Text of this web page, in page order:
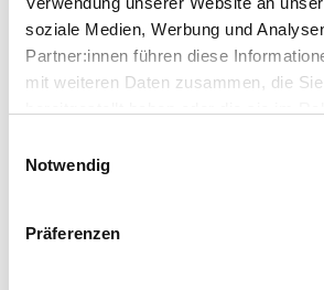
soziale Medien, Werbung und
Partner:innen führen diese
mit weiteren Daten zusammen, die
Notwendig
Präferenzen
8125 Zollikerberg
+41 78 636 31 60
Mail